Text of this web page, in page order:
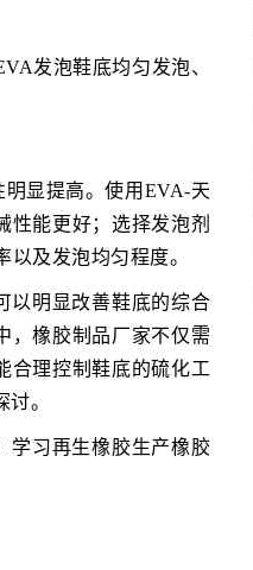
发泡鞋底均匀发泡、
显提高。使用EVA-天
性能更好；选择发泡剂
及发泡均匀程度。
以明显改善鞋底的综合
，橡胶制品厂家不仅需
合理控制鞋底的硫化工
。
学习再生橡胶生产橡胶